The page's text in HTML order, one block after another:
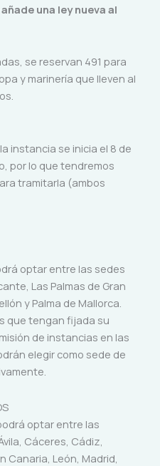
añade una ley nueva al
se reservan 491 para
y marinería que lleven al
instancia se inicia el 8 de
por lo que tendremos
tramitarla (ambos
optar entre las sedes
Las Palmas de Gran
y Palma de Mallorca.
que tengan fijada su
de instancias en las
elegir como sede de
optar entre las
Cáceres, Cádiz,
Canaria, León, Madrid,